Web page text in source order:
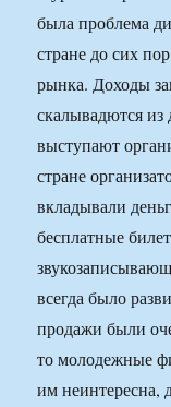
была проблема
стране до сих
рынка. Доходы
скалывадются из
выступают
стране
вкладывали
бесплатные
всегда было
продажи были
то молодежные
им неинтересна,